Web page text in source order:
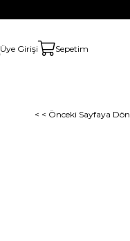
Üye Girişi Sepetim
< < Önceki Sayfaya Dön